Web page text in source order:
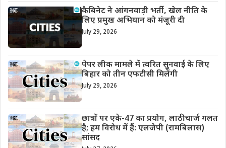
कैबिनेट ने आंगनवाड़ी भर्ती, खेल नीति के
लिए प्रमुख अभियान को मंजूरी दी
July 29, 2026
पेपर लीक मामले में त्वरित सुनवाई के लिए
बिहार को तीन एफटीसी मिलेंगी
July 29, 2026
छात्रों पर एके-47 का प्रयोग, लाठीचार्ज गलत
है; हम विरोध में हैं: एलजेपी (रामबिलास)
सांसद